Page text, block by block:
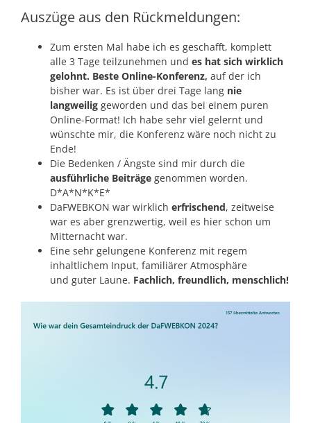
Auszüge aus den Rückmeldungen:
Zum ersten Mal habe ich es geschafft, komplett
alle 3 Tage teilzunehmen und es hat sich wirklich
gelohnt. Beste Online-Konferenz, auf der ich
bisher war. Es ist über drei Tage lang nie
langweilig geworden und das bei einem puren
Online-Format! Ich habe sehr viel gelernt und
wünschte mir, die Konferenz wäre noch nicht zu
Ende!
Die Bedenken / Ängste sind mir durch die
ausführliche Beiträge genommen worden.
D*A*N*K*E*
DaFWEBKON war wirklich erfrischend, zeitweise
war es aber grenzwertig, weil es hier schon um
Mitternacht war.
Eine sehr gelungene Konferenz mit regem
inhaltlichem Input, familiärer Atmosphäre
und guter Laune. Fachlich, freundlich, menschlich!